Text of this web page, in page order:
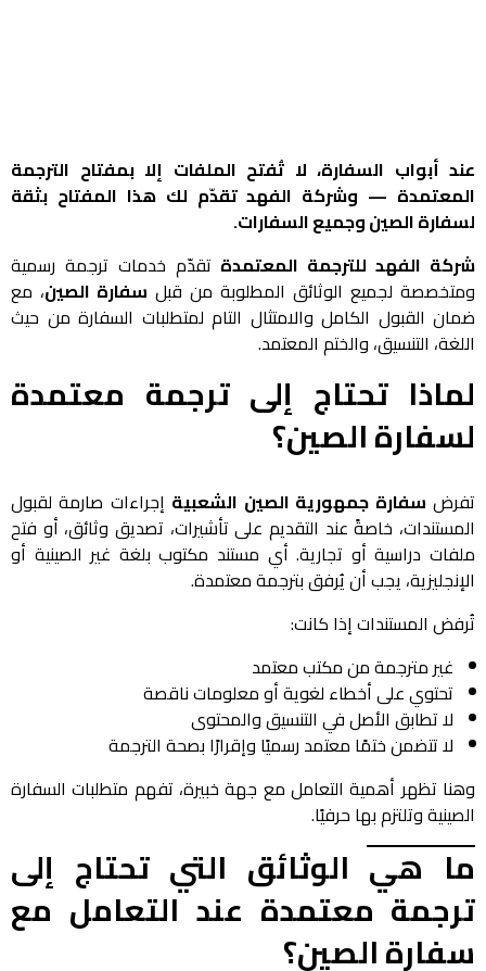
عند أبواب السفارة، لا تُفتح الملفات إلا بمفتاح الترجمة
المعتمدة — وشركة الفهد تقدّم لك هذا المفتاح بثقة
لسفارة الصين وجميع السفارات.
شركة الفهد للترجمة المعتمدة تقدّم خدمات ترجمة رسمية
ومتخصصة لجميع الوثائق المطلوبة من قبل سفارة الصين، مع
ضمان القبول الكامل والامتثال التام لمتطلبات السفارة من حيث
اللغة، التنسيق، والختم المعتمد.
لماذا تحتاج إلى ترجمة معتمدة
لسفارة الصين؟
تفرض سفارة جمهورية الصين الشعبية إجراءات صارمة لقبول
المستندات، خاصةً عند التقديم على تأشيرات، تصديق وثائق، أو فتح
ملفات دراسية أو تجارية. أي مستند مكتوب بلغة غير الصينية أو
الإنجليزية، يجب أن يُرفق بترجمة معتمدة.
تُرفض المستندات إذا كانت:
غير مترجمة من مكتب معتمد
تحتوي على أخطاء لغوية أو معلومات ناقصة
لا تطابق الأصل في التنسيق والمحتوى
لا تتضمن ختمًا معتمد رسميًا وإقرارًا بصحة الترجمة
وهنا تظهر أهمية التعامل مع جهة خبيرة، تفهم متطلبات السفارة
الصينية وتلتزم بها حرفيًا.
ما هي الوثائق التي تحتاج إلى
ترجمة معتمدة عند التعامل مع
سفارة الصين؟